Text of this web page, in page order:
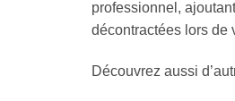
professionnel,
décontractées lors de
Découvrez aussi